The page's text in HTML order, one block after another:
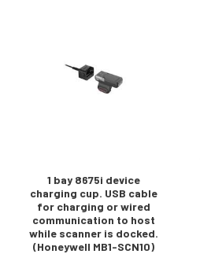
1 bay 8675i device
charging cup. USB cable
for charging or wired
communication to host
while scanner is docked.
(Honeywell MB1-SCN10)